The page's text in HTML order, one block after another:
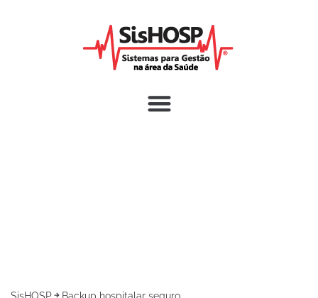
SisHOSP Backup hospitalar seguro